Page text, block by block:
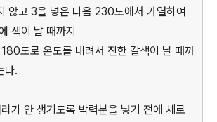
않고 3을 넣은 다음 230도에서 가열하여
색이 날 때까지
도로 온도를 내려서 진한 갈색이 날 때까
다.
가 안 생기도록 박력분을 넣기 전에 체로